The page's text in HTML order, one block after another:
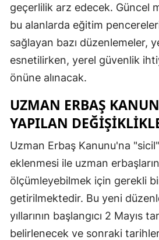
geçerlilik arz edecek. Güncel
bu alanlarda eğitim
sağlayan bazı düzenlemeler,
esnetilirken, yerel güvenlik
önüne alınacak.
UZMAN ERBAŞ
YAPILAN
Uzman Erbaş Kanunu'na "sicil"
eklenmesi ile uzman
ölçümleyebilmek için gerekli
getirilmektedir. Bu yeni
yıllarının başlangıcı 2 Mayıs
belirlenecek ve sonraki